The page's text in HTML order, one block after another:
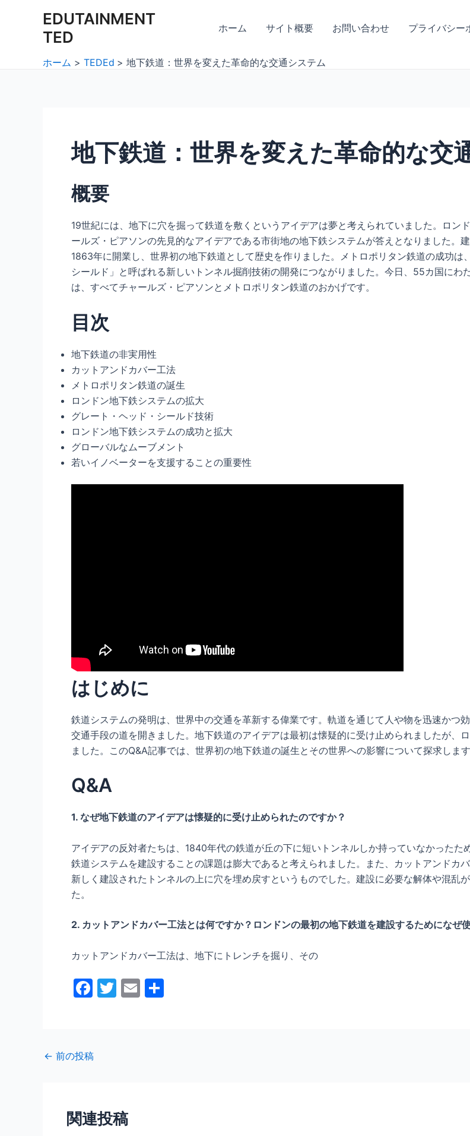
EDUTAINMENT
TED
ホーム サイト概要 お問い合わせ プライバシー
ホーム TEDEd 地下鉄道：世界を変えた革命的な交通システム
地下鉄道：世界を変えた革命的な交
概要
19世紀には、地下に穴を掘って鉄道を敷くというアイデアは夢と考えられていました。ロン
ールズ・ピアソンの先見的なアイデアである市街地の地下鉄システムが答えとなりました。
1863年に開業し、世界初の地下鉄道として歴史を作りました。メトロポリタン鉄道の成功は
シールド」と呼ばれる新しいトンネル掘削技術の開発につながりました。今日、55カ国に
は、すべてチャールズ・ピアソンとメトロポリタン鉄道のおかげです。
目次
地下鉄道の非実用性
カットアンドカバー工法
メトロポリタン鉄道の誕生
ロンドン地下鉄システムの拡大
グレート・ヘッド・シールド技術
ロンドン地下鉄システムの成功と拡大
グローバルなムーブメント
若いイノベーターを支援することの重要性
はじめに
鉄道システムの発明は、世界中の交通を革新する偉業です。軌道を通じて人や物を迅速かつ
交通手段の道を開きました。地下鉄道のアイデアは最初は懐疑的に受け止められましたが、
ました。このQ&A記事では、世界初の地下鉄道の誕生とその世界への影響について探求します
Q&A
1. なぜ地下鉄道のアイデアは懐疑的に受け止められたのですか？
アイデアの反対者たちは、1840年代の鉄道が丘の下に短いトンネルしか持っていなかった
鉄道システムを建設することの課題は膨大であると考えられました。また、カットアンドカ
新しく建設されたトンネルの上に穴を埋め戻すというものでした。建設に必要な解体や混乱
た。
2. カットアンドカバー工法とは何ですか？ロンドンの最初の地下鉄道を建設するためになぜ
カットアンドカバー工法は、地下にトレンチを掘り、その
F
b
k
T
E
navigation
← 前の投稿
関連投稿